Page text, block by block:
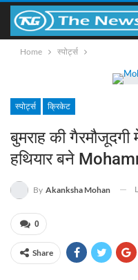
Home स्पोर्ट्स
स्पोर्ट्स क्रिकेट
बुमराह की
हथियार बने
By Akanksha Mohan
0
Share